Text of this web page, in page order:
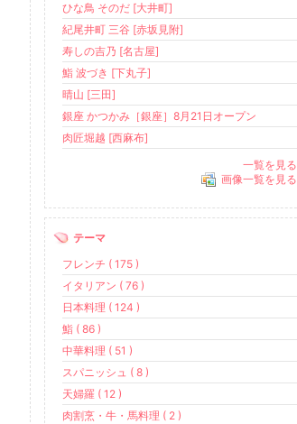
ひな鳥 そのだ [大井町]
紀尾井町 三谷 [赤坂見附]
寿しの吉乃 [名古屋]
鮨 波づき [下丸子]
晴山 [三田]
銀座 かつかみ［銀座］8月21日オープン
肉匠堀越 [西麻布]
一覧を見る
画像一覧を見る
テーマ
フレンチ ( 175 )
イタリアン ( 76 )
日本料理 ( 124 )
鮨 ( 86 )
中華料理 ( 51 )
スパニッシュ ( 8 )
天婦羅 ( 12 )
肉割烹・牛・馬料理 ( 2 )